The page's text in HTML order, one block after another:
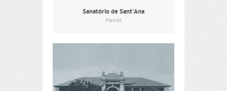
Sanatório de Sant’Ana
Parede